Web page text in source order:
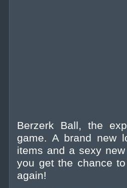
Berzerk Ball, the
game. A brand new
items and a sexy
you get the chance
again!